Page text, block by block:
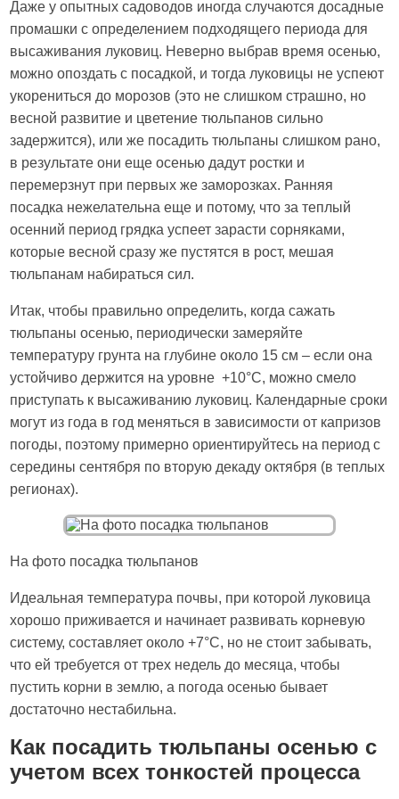
Даже у опытных садоводов иногда случаются досадные
промашки с определением подходящего периода для
высаживания луковиц. Неверно выбрав время осенью,
можно опоздать с посадкой, и тогда луковицы не успеют
укорениться до морозов (это не слишком страшно, но
весной развитие и цветение тюльпанов сильно
задержится), или же посадить тюльпаны слишком рано,
в результате они еще осенью дадут ростки и
перемерзнут при первых же заморозках. Ранняя
посадка нежелательна еще и потому, что за теплый
осенний период грядка успеет зарасти сорняками,
которые весной сразу же пустятся в рост, мешая
тюльпанам набираться сил.
Итак, чтобы правильно определить, когда сажать
тюльпаны осенью, периодически замеряйте
температуру грунта на глубине около 15 см – если она
устойчиво держится на уровне +10°С, можно смело
приступать к высаживанию луковиц. Календарные сроки
могут из года в год меняться в зависимости от капризов
погоды, поэтому примерно ориентируйтесь на период с
середины сентября по вторую декаду октября (в теплых
регионах).
На фото посадка тюльпанов
Идеальная температура почвы, при которой луковица
хорошо приживается и начинает развивать корневую
систему, составляет около +7°С, но не стоит забывать,
что ей требуется от трех недель до месяца, чтобы
пустить корни в землю, а погода осенью бывает
достаточно нестабильна.
Как посадить тюльпаны осенью с
учетом всех тонкостей процесса